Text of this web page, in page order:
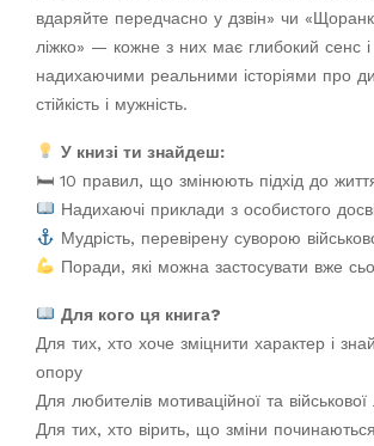
вдаряйте передчасно у дзвін» чи
ліжко» — кожне з них має глибокий сенс і
надихаючими реальними історіями про
стійкість і мужність.
У книзі ти знайдеш:
🛏 10 правил, що змінюють підхід до
Надихаючі приклади з особистого
Мудрість, перевірену суворою
Поради, які можна застосувати вже
Для кого ця книга?
Для тих, хто хоче зміцнити характер і
опору
Для любителів мотиваційної та військової
Для тих, хто вірить, що зміни